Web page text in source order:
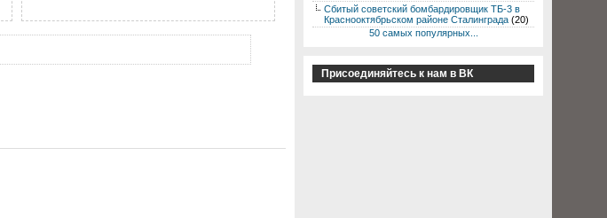
Сбитый советский бомбардировщик ТБ-3 в
Краснооктябрьском районе Сталинграда (20)
50 самых популярных...
Присоединяйтесь к нам в ВК